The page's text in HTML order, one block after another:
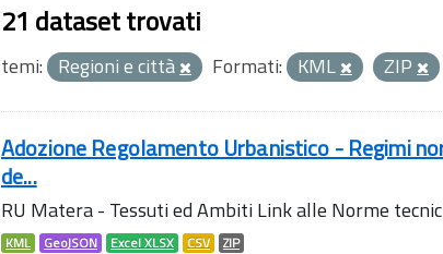
21 dataset trovati
temi: Regioni e città Formati: KML ZIP
Adozione Regolamento Urbanistico - Regimi
de...
RU Matera - Tessuti ed Ambiti Link alle Norme
KML GeoJSON Excel XLSX CSV ZIP